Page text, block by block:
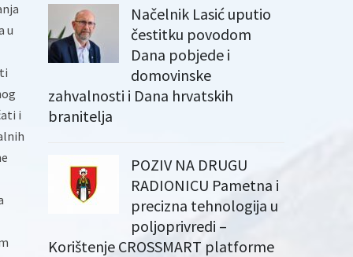
u
i
Načelnik Lasić uputio
čestitku povodom
Dana pobjede i
domovinske
zahvalnosti i Dana hrvatskih
branitelja
POZIV NA DRUGU
RADIONICU Pametna i
precizna tehnologija u
poljoprivredi –
Korištenje CROSSMART platforme